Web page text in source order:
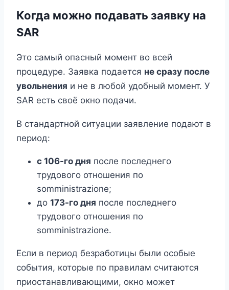
Когда можно подавать заявку на
SAR
Это самый опасный момент во всей
процедуре. Заявка подается не сразу после
увольнения и не в любой удобный момент. У
SAR есть своё окно подачи.
В стандартной ситуации заявление подают в
период:
с 106-го дня после последнего
трудового отношения по
somministrazione;
до 173-го дня после последнего
трудового отношения по
somministrazione.
Если в период безработицы были особые
события, которые по правилам считаются
приостанавливающими, окно может